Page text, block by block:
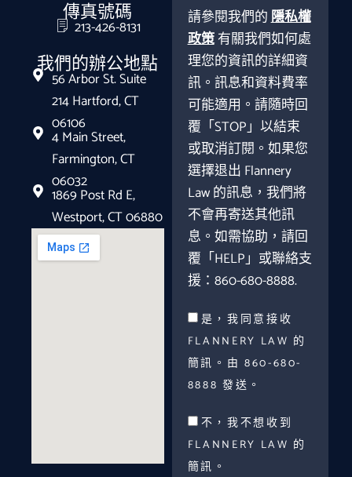
傳真號碼
213-426-8131
我們的辦公地點
56 Arbor St. Suite
214 Hartford, CT
06106
4 Main Street,
Farmington, CT
06032
1869 Post Rd E,
Westport, CT 06880
請參閱我們的隱私權
政策有關我們如何處
理您的資訊的詳細資
訊。訊息和資料費率
可能適用。請隨時回
覆「STOP」以結束
或取消訂閱。如果您
選擇退出 Flannery
Law 的訊息，我們將
不會再寄送其他訊
息。如需協助，請回
覆「HELP」或聯絡支
援：860-680-8888.
是，我同意接收
FLANNERY LAW 的
簡訊。由 860-680-
8888 發送。
不，我不想收到
FLANNERY LAW 的
簡訊。